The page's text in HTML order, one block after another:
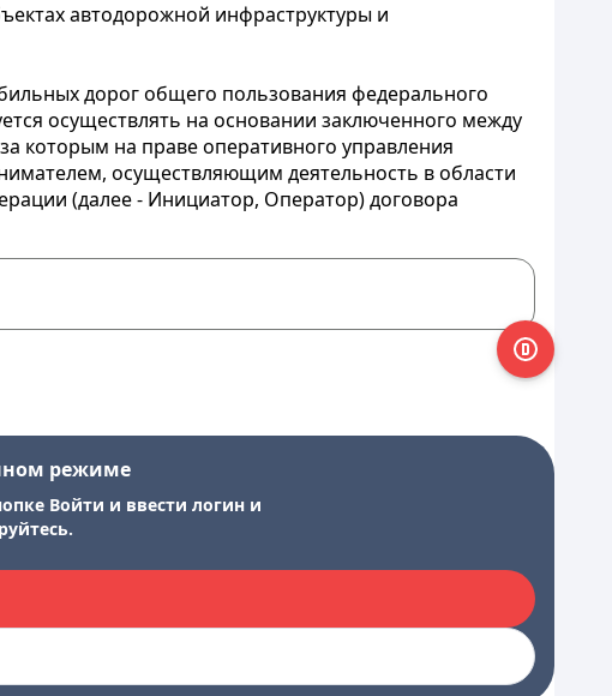
автодорожной инфраструктуры и
дорог общего пользования федерального
осуществлять на основании заключенного между
которым на праве оперативного управления
осуществляющим деятельность в области
(далее - Инициатор, Оператор) договора
режиме
Войти и ввести логин и